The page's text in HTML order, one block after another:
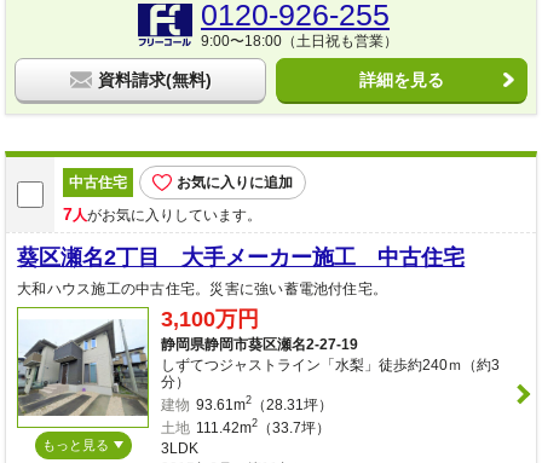
0120-926-255
9:00〜18:00（土日祝も営業）
資料請求(無料) 詳細を見る
中古住宅 お気に入りに追加
7人がお気に入りしています。
葵区瀬名2丁目 大手メーカー施工 中古住宅
大和ハウス施工の中古住宅。災害に強い蓄電池付住宅。
もっと見る
3,100万円
静岡県静岡市葵区瀬名2-27-19
しずてつジャストライン「水梨」徒歩約240ｍ（約3
分）
建物 93.61m2（28.31坪）
土地 111.42m2（33.7坪）
3LDK